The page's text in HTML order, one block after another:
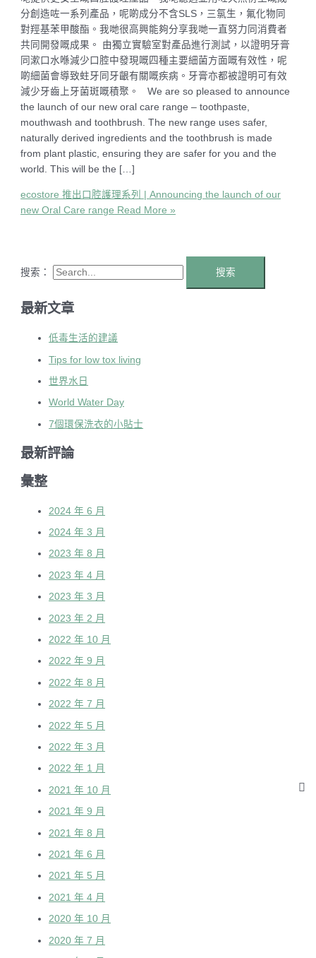
分創造咗一系列產品，呢啲成分不含SLS，三氯生，氟化物同
對羥基苯甲酸酯。我哋很高興能夠分享我哋一直努力同消費者
共同開發嘅成果。 由獨立實驗室對產品進行測試，以證明牙膏
同漱口水喺減少口腔中發現嘅四種主要細菌方面嘅有效性，呢
啲細菌會導致蛀牙同牙齦有關嘅疾病。牙膏亦都被證明可有效
減少牙齒上牙菌斑嘅積聚。 We are so pleased to announce
the launch of our new oral care range – toothpaste,
mouthwash and toothbrush. The new range uses safer,
naturally derived ingredients and the toothbrush is made
from plant plastic, ensuring they are safer for you and the
world. This will be the […]
ecostore 推出口腔護理系列 | Announcing the launch of our
new Oral Care range Read More »
搜索：
最新文章
低毒生活的建議
Tips for low tox living
世界水日
World Water Day
7個環保洗衣的小貼士
最新評論
彙整
2024 年 6 月
2024 年 3 月
2023 年 8 月
2023 年 4 月
2023 年 3 月
2023 年 2 月
2022 年 10 月
2022 年 9 月
2022 年 8 月
2022 年 7 月
2022 年 5 月
2022 年 3 月
2022 年 1 月
2021 年 10 月
2021 年 9 月
2021 年 8 月
2021 年 6 月
2021 年 5 月
2021 年 4 月
2020 年 10 月
2020 年 7 月